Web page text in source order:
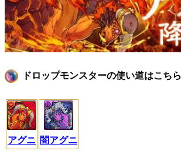
ドロップモンスターの使い道はこちら
アグニ 闇アグニ